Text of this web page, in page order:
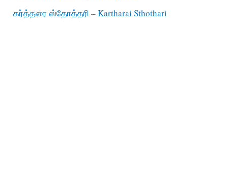
கர்த்தரை ஸ்தோத்தரி – Kartharai Sthothari